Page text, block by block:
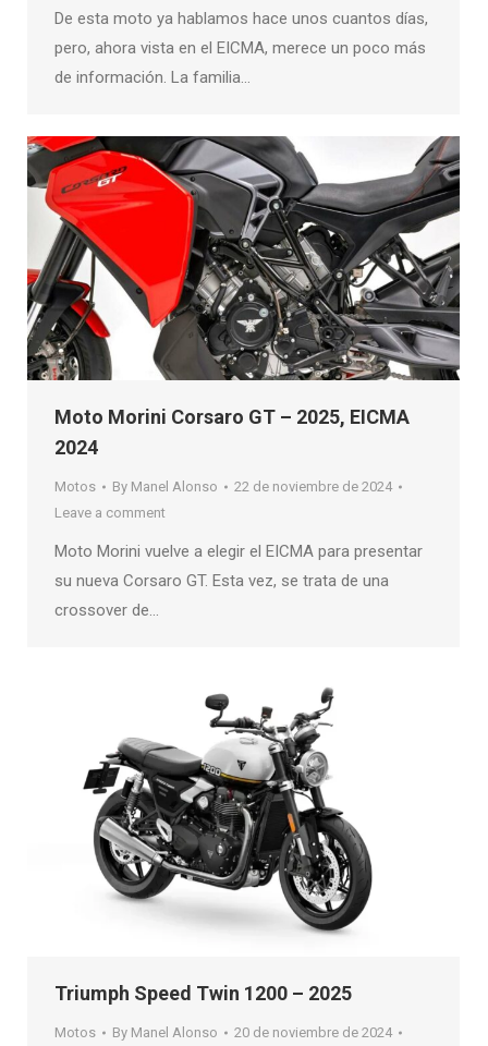
De esta moto ya hablamos hace unos cuantos días,
pero, ahora vista en el EICMA, merece un poco más
de información. La familia…
Moto Morini Corsaro GT – 2025, EICMA
2024
Motos By Manel Alonso
22 de noviembre de 2024
Leave a comment
Moto Morini vuelve a elegir el EICMA para presentar
su nueva Corsaro GT. Esta vez, se trata de una
crossover de…
Triumph Speed Twin 1200 – 2025
Motos By Manel Alonso 20 de noviembre de 2024